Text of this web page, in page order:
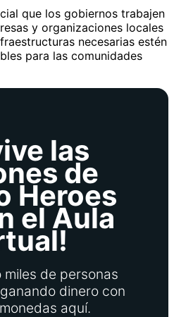
que los gobiernos trabajen
y organizaciones locales
necesarias estén
para las comunidades
las
de
Heroes
el Aula
miles de personas
dinero con
aquí.